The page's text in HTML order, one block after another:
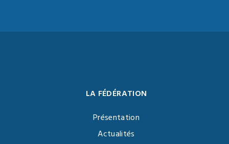
LA FÉDÉRATION
Présentation
Actualités